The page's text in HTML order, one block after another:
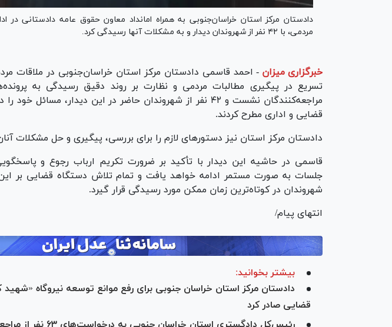
دادستان مرکز استان خراسان‌جنوبی به همراه امانداد معاون حقوق عامه دادستانی در
مردمی، با ۴۲ نفر از شهروندان دیدار و به مشکلات آنها رسیدگی کرد.
خبرگزاری میزان - احمد قاسمی دادستان مرکز استان خراسان‌جنوبی در ملاقات
تسریع در پیگیری مطالبات مردمی و نظارت بر روند دقیق رسیدگی به
مراجعه‌کنندگان نشست و ۴۲ نفر از شهروندان حاضر در این دیدار،
قضایی و اداری مطرح کردند.
دادستان مرکز استان نیز دستور‌های لازم را برای بررسی، پیگیری و حل مشکلات
قاسمی در حاشیه این دیدار با تأکید بر ضرورت تکریم ارباب رجوع و
جلسات به صورت مستمر ادامه خواهد یافت و تمام تلاش دستگاه قضایی بر
شهروندان در کوتاه‌ترین زمان ممکن مورد رسیدگی قرار گیرد.
انتهای پیام/
بیشتر بخوانید:
دادستان مرکز استان خراسان جنوبی برای رفع موانع توسعه نیروگاه «شهید
قضایی صادر کرد